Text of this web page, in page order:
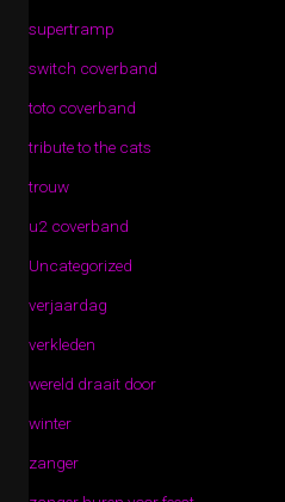
supertramp
switch coverband
toto coverband
tribute to the cats
trouw
u2 coverband
Uncategorized
verjaardag
verkleden
wereld draait door
winter
zanger